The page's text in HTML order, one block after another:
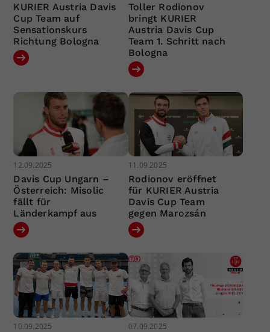
KURIER Austria Davis
Cup Team auf
Sensationskurs
Richtung Bologna
Toller Rodionov
bringt KURIER
Austria Davis Cup
Team 1. Schritt nach
Bologna
12.09.2025
Davis Cup Ungarn –
Österreich: Misolic
fällt für
Länderkampf aus
11.09.2025
Rodionov eröffnet
für KURIER Austria
Davis Cup Team
gegen Marozsán
10.09.2025 07.09.2025